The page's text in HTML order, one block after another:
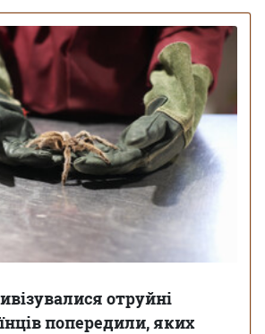
отруйні
попередили, яких